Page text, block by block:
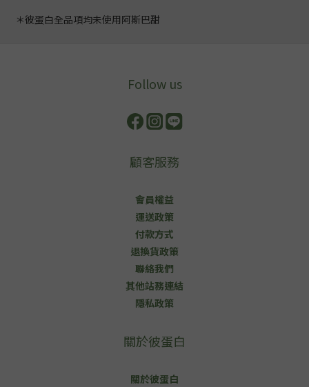
＊彼蛋白全品項均未使用阿斯巴甜
Follow us
顧客服務
會員權益
運送政策
付款方式
退換貨政策
聯絡我們
其他站務連結
隱私政策
關於彼蛋白
關於彼蛋白